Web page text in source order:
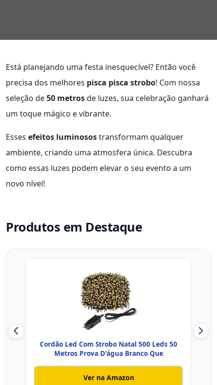
Está planejando uma festa inesquecível? Então você
precisa dos melhores pisca pisca strobo! Com nossa
seleção de50 metrosde luzes, sua celebração ganhará
um toque mágico e vibrante.
Esses efeitos luminosostransformam qualquer
ambiente, criando uma atmosfera única. Descubra
como essas luzes podem elevar o seu evento a um
novo nível!
Produtos em Destaque
Cordão Led Com Strobo Natal 500 Leds 50
Metros Prova D'água Branco Que
Ver na Amazon